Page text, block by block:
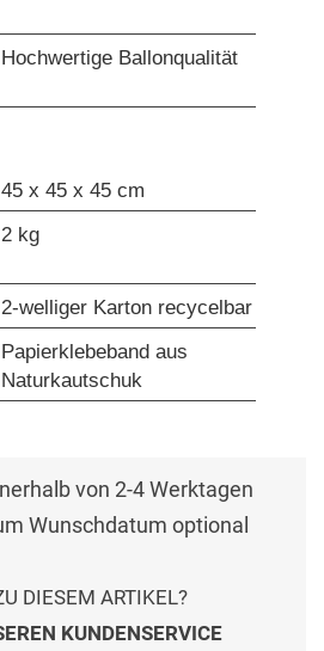
Hochwertige Ballonqualität
45 x 45 x 45 cm
2 kg
2-welliger Karton recycelbar
Papierklebeband aus
Naturkautschuk
von 2-4 Werktagen
Wunschdatum optional
DIESEM ARTIKEL?
KUNDENSERVICE